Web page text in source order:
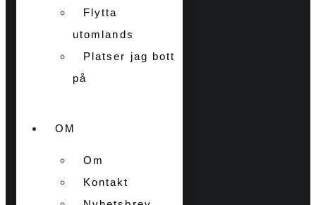
Flytta
utomlands
Platser jag bott
på
OM
Om
Kontakt